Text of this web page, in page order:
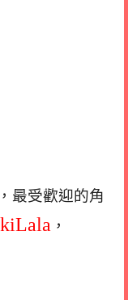
最受歡迎的角
，